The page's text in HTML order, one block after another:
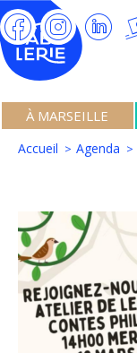
À MARSEILLE
Accueil Agenda